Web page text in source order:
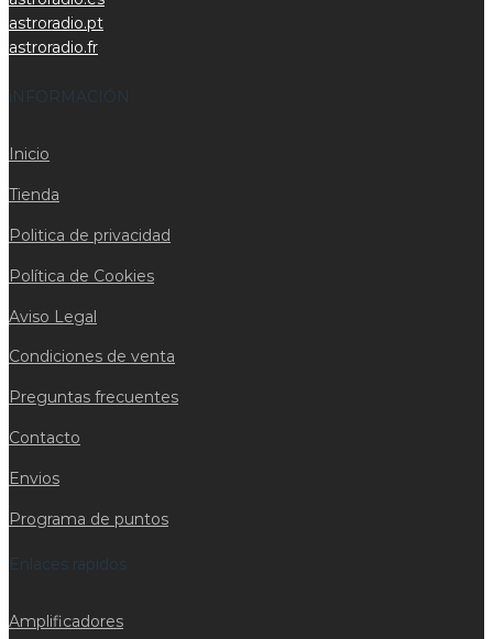
astroradio.pt
astroradio.fr
iNFORMACIÓN
Inicio
Tienda
Politica de privacidad
Política de Cookies
Aviso Legal
Condiciones de venta
Preguntas frecuentes
Contacto
Envios
Programa de puntos
Enlaces rapidos
Amplificadores